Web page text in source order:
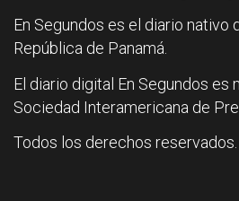
En Segundos es el diario nativo
República de Panamá.
El diario digital En Segundos es
Sociedad Interamericana de
Todos los derechos reservados.